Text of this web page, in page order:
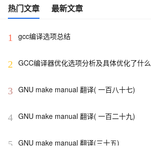
热门文章 最新文章
1 gcc编译选项总结
2 GCC编译器优化选项分析及具体优化了什么
3 GNU make manual 翻译( 一百八十七)
4 GNU make manual 翻译( 一百二十九)
5 GNU make manual 翻译(三十五)